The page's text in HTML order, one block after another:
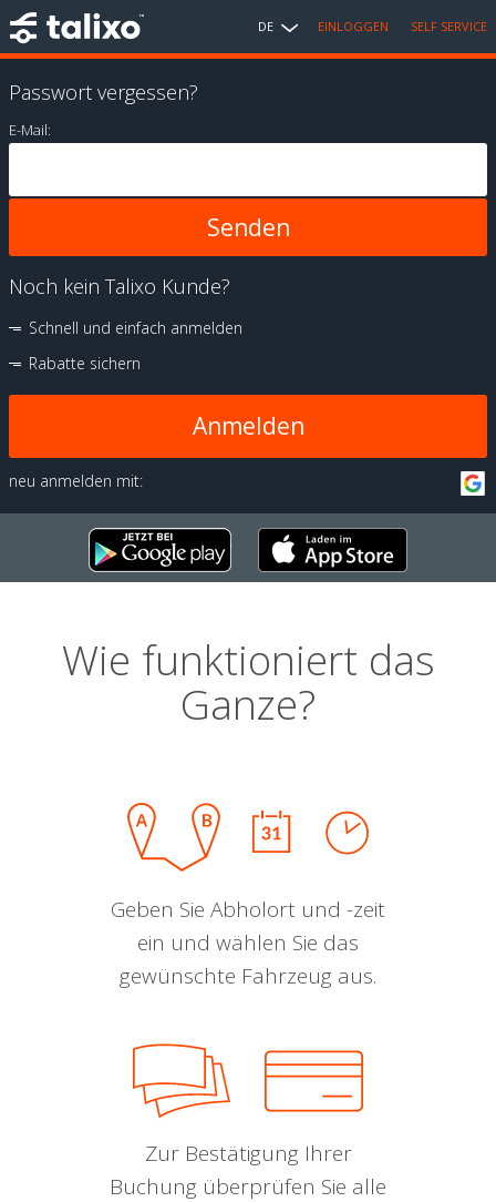
DE EINLOGGEN SELF SERVICE
Passwort vergessen?
E-Mail:
Noch kein Talixo Kunde?
Schnell und einfach anmelden
Rabatte sichern
Anmelden
neu anmelden mit:
Wie funktioniert das
Ganze?
Geben Sie Abholort und -zeit
ein und wählen Sie das
gewünschte Fahrzeug aus.
Zur Bestätigung Ihrer
Buchung überprüfen Sie alle